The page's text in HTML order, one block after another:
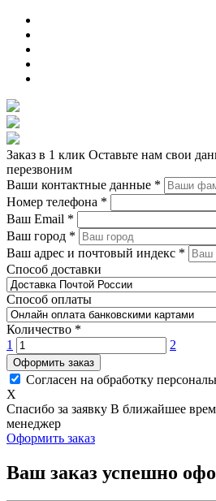
Заказ в 1 клик Оставьте нам свои
перезвоним
Ваши контактные данные *
Номер телефона *
Ваш Email *
Ваш город *
Ваш адрес и почтовый индекс *
Способ доставки
Способ оплаты
Количество *
1
2
Оформить заказ
Согласен на обработку
X
Спасибо за заявку В ближайшее
менеджер
Оформить заказ
Ваш заказ успешно